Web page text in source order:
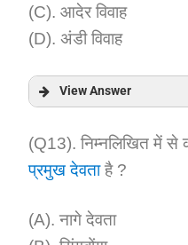
(C). आदेर विवाह
(D). अंडी विवाह
View Answer
Answer:
(Q13). निम्नलिखित में से
प्रमुख देवताहै ?
(A). नागे देवता